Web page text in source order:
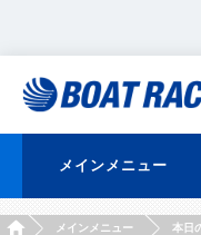
メインメニュー
HOMEメインメニュー 本日